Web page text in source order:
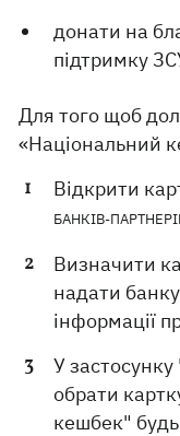
донати на
підтримку
Для того щоб
«Національний
Відкрити
БАНКІВ-
Визначити
надати
інформації
У застосунку
обрати
кешбек"